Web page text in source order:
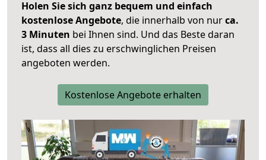
Holen Sie sich ganz bequem und einfach
kostenlose Angebote, die innerhalb von nurca.
3 Minuten bei Ihnen sind. Und das Beste daran
ist, dass all dies zu erschwinglichen Preisen
angeboten werden.
Kostenlose Angebote erhalten